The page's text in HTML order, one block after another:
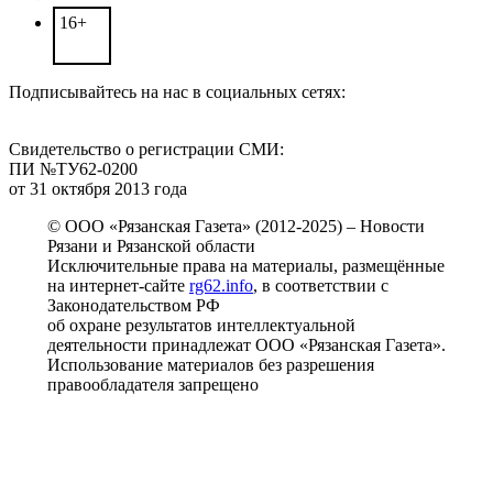
16+
Подписывайтесь на нас в социальных сетях:
Свидетельство о регистрации СМИ:
ПИ №ТУ62-0200
от 31 октября 2013 года
© ООО «Рязанская Газета» (2012-2025) – Новости
Рязани и Рязанской области
Исключительные права на материалы, размещённые
на интернет-сайте rg62.info, в соответствии с
Законодательством РФ
об охране результатов интеллектуальной
деятельности принадлежат ООО «Рязанская Газета».
Использование материалов без разрешения
правообладателя запрещено